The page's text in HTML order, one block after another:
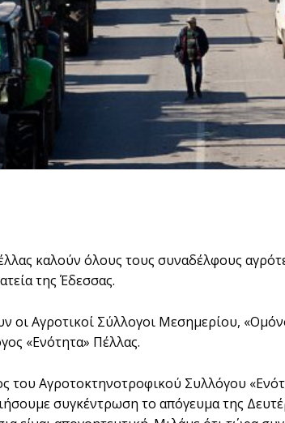
καλούν όλους τους συναδέλφους
της Έδεσσας.
οι Αγροτικοί Σύλλογοι Μεσημερίου,
«Ενότητα» Πέλλας.
του Αγροτοκτηνοτροφικού Συλλόγου
συγκέντρωση το απόγευμα της